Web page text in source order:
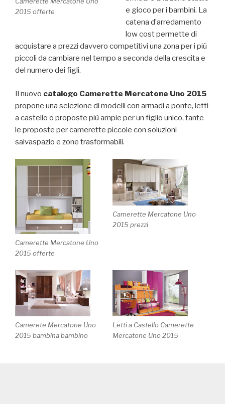
2015 offerte
e gioco per i bambini. La
catena d’arredamento
low cost permette di
acquistare a prezzi davvero competitivi una zona per i più
piccoli da cambiare nel tempo a seconda della crescita e
del numero dei figli.
Il nuovo catalogo Camerette Mercatone Uno 2015
propone una selezione di modelli con armadi a ponte, letti
a castello o proposte più ampie per un figlio unico, tante
le proposte per camerette piccole con soluzioni
salvaspazio e zone trasformabili.
Camerette Mercatone Uno
2015 offerte
Camerette Mercatone Uno
2015 prezzi
Camerete Mercatone Uno
2015 bambina bambino
Letti a Castello Camerette
Mercatone Uno 2015